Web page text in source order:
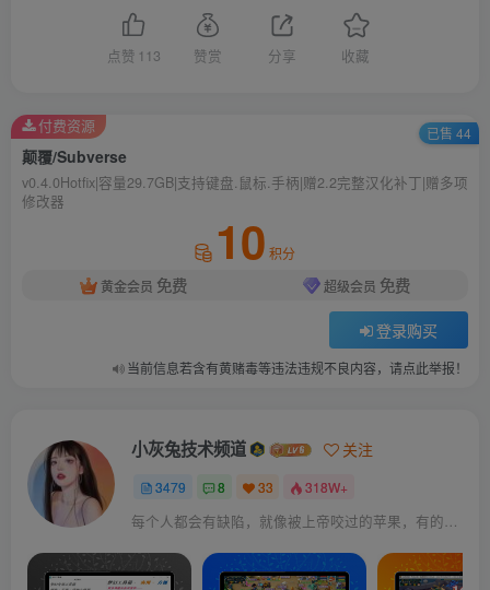
点赞 113 赞赏 分享 收藏
颠覆/Subverse
v0.4.0Hotfix|容量29.7GB|支持键盘.鼠标.手柄|赠2.2完整汉化补丁|赠多项
修改器
10 积分
黄金会员 免费 超级会员 免费
登录购买
当前信息若含有黄赌毒等违法违规不良内容，请点此举报！
付费资源 已售 44
小灰兔技术频道 关注
3479 8 33 318W+
每个人都会有缺陷，就像被上帝咬过的苹果，有的人缺陷比较大，正是因为上帝特别喜欢他的芬芳